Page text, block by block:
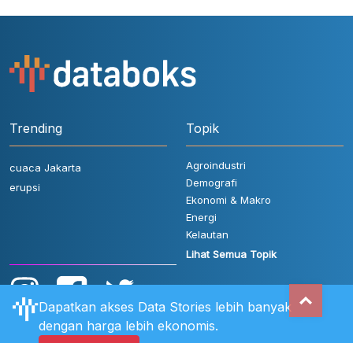
Trending
cuaca Jakarta
erupsi
Topik
Agroindustri
Demografi
Ekonomi & Makro
Energi
Kelautan
Lihat Semua Topik
Dapatkan akses Data Stories lebih banyak
dengan harga lebih ekonomis.